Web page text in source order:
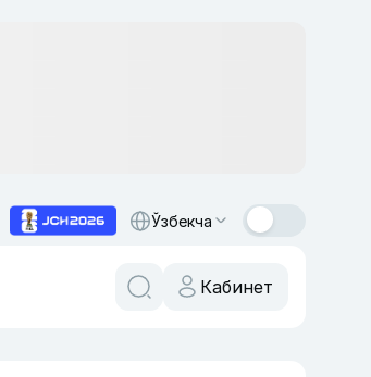
Ўзбекча
Кабинет